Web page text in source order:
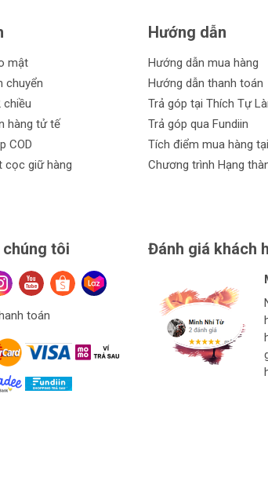
mật
chuyển
chiều
hàng tử tế
COD
cọc giữ hàng
Hướng dẫn
Hướng dẫn mua hàng
Hướng dẫn thanh toán
Trả góp tại Thích Tự
Trả góp qua Fundiin
Tích điểm mua hàng
Chương trình Hạng
tôi
toán
Đánh giá khách